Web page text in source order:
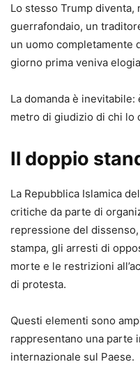
Lo stesso Trump
guerrafondaio, un
un uomo completamente
giorno prima veniva
La domanda è
metro di giudizio di chi lo
Il doppio
La Repubblica Islamica
critiche da parte di
repressione del
stampa, gli arresti di
morte e le restrizioni
di protesta.
Questi elementi sono
rappresentano una parte
internazionale sul Paese.